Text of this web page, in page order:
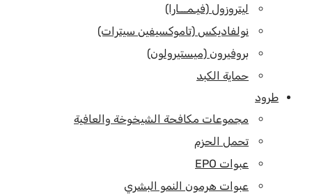
ليتروزول (فيـمـــارا)
نولفاديكس (تاموكسيفين سيترات)
بروفيرون (ميستيرولون)
حماية الكبد
طرود
مجموعات مكافحة الشيخوخة والعافية
تحمل الحزم
عبوات EPO
عبوات هرمون النمو البشري